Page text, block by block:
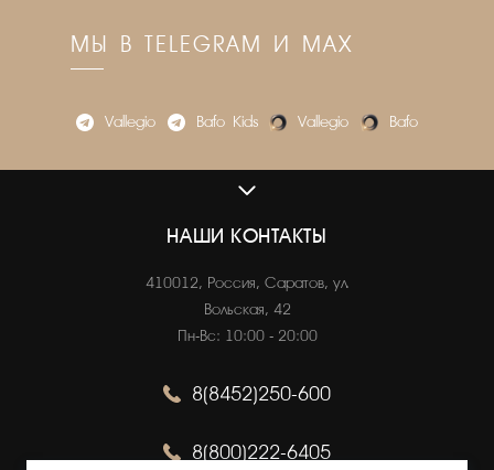
МЫ В TELEGRAM И MAX
Vallegio Bafo_Kids Vallegio Bafo
VALLEGIO.RU
О нас
Вакансии
ОНЛАЙН ПОКУПКИ
Оплата
НАШИ КОНТАКТЫ
410012, Россия, Саратов, ул.
Вольская, 42
Пн-Вс: 10:00 - 20:00
8(8452)250-600
8(800)222-6405